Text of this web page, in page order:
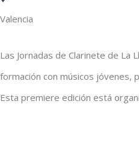
Valencia
Las Jornadas de Clarinete de La
formación con músicos jóvenes,
Esta premiere edición está